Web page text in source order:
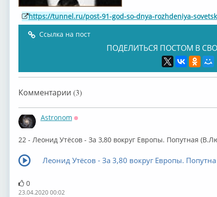
https://tunnel.ru/post-91-god-so-dnya-rozhdeniya-
Ссылка на пост
ПОДЕЛИТЬСЯ ПОСТОМ В
Комментарии (3)
Astronom
22 - Леонид Утёсов - За 3,80 вокруг Европы. Попутная
Леонид Утёсов - За 3,80 вокруг Европы. Попутна
0
23.04.2020 00:02